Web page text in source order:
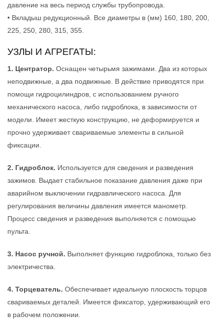
давление на весь период службы трубопровода.
• Вкладыш редукционный. Все диаметры в (мм) 160, 180, 200,
225, 250, 280, 315, 355.
УЗЛЫ И АГРЕГАТЫ:
1. Центратор. Оснащен четырьмя зажимами. Два из которых
неподвижные, а два подвижные. В действие приводятся при
помощи гидроцилиндров, с использованием ручного
механического насоса, либо гидроблока, в зависимости от
модели. Имеет жесткую конструкцию, не деформируется и
прочно удерживает свариваемые элементы в сильной
фиксации.
2. Гидроблок. Используется для сведения и разведения
зажимов. Выдает стабильное показание давления даже при
аварийном выключении гидравлического насоса. Для
регулирования величины давления имеется манометр.
Процесс сведения и разведения выполняется с помощью
пульта.
3. Насос ручной. Выполняет функцию гидроблока, только без
электричества.
4. Торцеватель. Обеспечивает идеальную плоскость торцов
свариваемых деталей. Имеется фиксатор, удерживающий его
в рабочем положении.